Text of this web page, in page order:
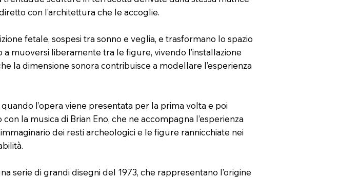
con l’architettura che le accoglie.
fetale, sospesi tra sonno e veglia, e trasformano lo spazio
muoversi liberamente tra le figure, vivendo l’installazione
la dimensione sonora contribuisce a modellare l’esperienza
l’opera viene presentata per la prima volta e poi
la musica di Brian Eno, che ne accompagna l’esperienza
dei resti archeologici e le figure rannicchiate nei
serie di grandi disegni del 1973, che rappresentano l’origine